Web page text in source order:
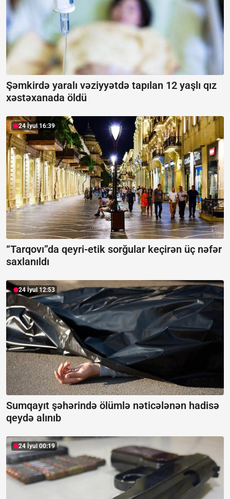
Şəmkirdə yaralı vəziyyətdə tapılan 12 yaşlı qız
xəstəxanada öldü
24 İyul 16:39
“Tarqovı”da qeyri-etik sorğular keçirən üç nəfər
saxlanıldı
24 İyul 12:53
Sumqayıt şəhərində ölümlə nəticələnən hadisə
qeydə alınıb
24 İyul 00:19